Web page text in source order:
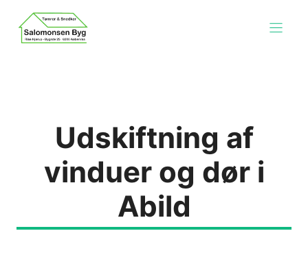
indhold
Udskiftning af
vinduer og dør i
Abild